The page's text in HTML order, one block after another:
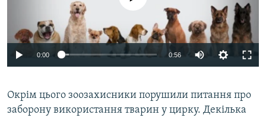
0:00 0:56
Окрім цього зоозахисники порушили питання про
заборону використання тварин у цирку. Декілька